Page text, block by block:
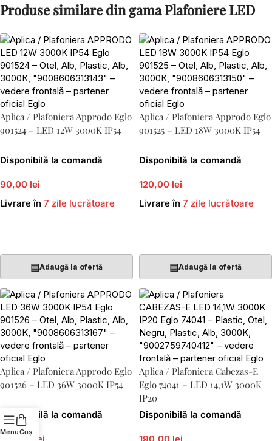
Produse similare din gama Plafoniere LED
Aplica / Plafoniera Approdo Eglo
901524 – LED 12W 3000K IP54
Disponibilă la comandă
90,00 lei
Livrare în 7 zile lucrătoare
▤Adaugă la ofertă
Aplica / Plafoniera Approdo Eglo
901525 – LED 18W 3000K IP54
Disponibilă la comandă
120,00 lei
Livrare în 7 zile lucrătoare
▤Adaugă la ofertă
Aplica / Plafoniera Approdo Eglo
901526 – LED 36W 3000K IP54
Disponibilă la comandă
Aplica / Plafoniera Cabezas-E
Eglo 74041 – LED 14,1W 3000K
IP20
Disponibilă la comandă
MenuCoș